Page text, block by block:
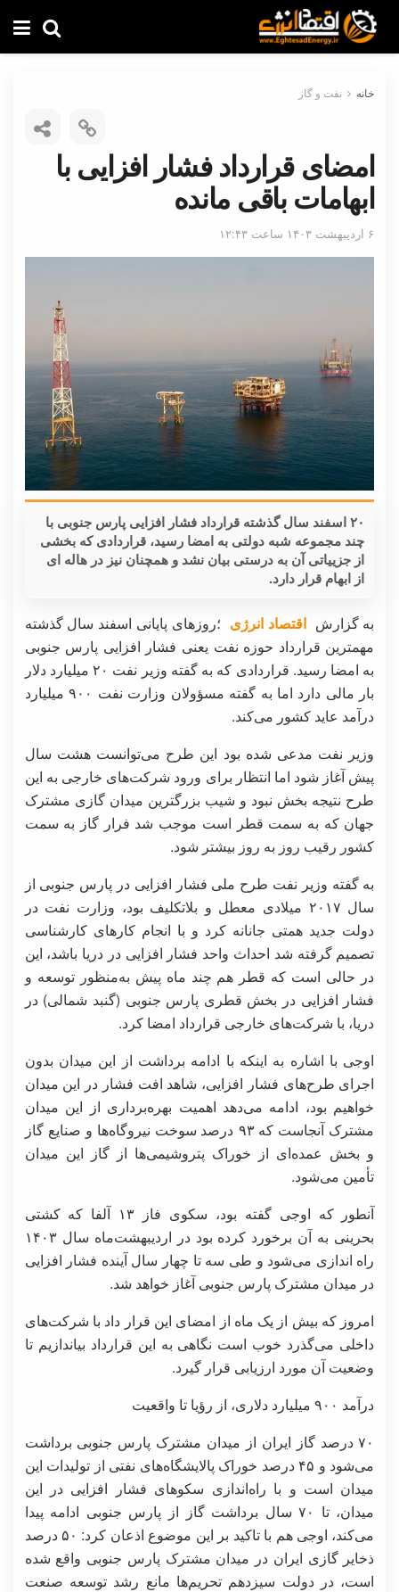
خانه نفت و گاز
امضای قرارداد فشار افزایی با
ابهامات باقی مانده
۶ اردیبهشت ۱۴۰۳ ساعت ۱۲:۴۳
۲۰ اسفند سال گذشته قرارداد فشار افزایی پارس جنوبی با
چند مجموعه شبه دولتی به امضا رسید، قراردادی که بخشی
از جزییاتی آن به درستی بیان نشد و همچنان نیز در هاله ای
از ابهام قرار دارد.
به گزارشاقتصاد انرژی ؛روزهای پایانی اسفند سال گذشته
مهمترین قرارداد حوزه نفت یعنی فشار افزایی پارس جنوبی
به امضا رسید. قراردادی که به گفته وزیر نفت ۲۰ میلیارد دلار
بار مالی دارد اما به گفته مسؤولان وزارت نفت ۹۰۰ میلیارد
درآمد عاید کشور می‌کند.
وزیر نفت مدعی شده بود این طرح می‌توانست هشت سال
پیش آغاز شود اما انتظار برای ورود شرکت‌های خارجی به این
طرح نتیجه بخش نبود و شیب بزرگترین میدان گازی مشترک
جهان که به سمت قطر است موجب شد فرار گاز به سمت
کشور رقیب روز به روز بیشتر شود.
به گفته وزیر نفت طرح ملی فشار افزایی در پارس جنوبی از
سال ۲۰۱۷ میلادی معطل و بلاتکلیف بود، وزارت نفت در
دولت جدید همتی جانانه کرد و با انجام کارهای کارشناسی
تصمیم گرفته شد احداث واحد فشار افزایی در دریا باشد، این
در حالی است که قطر هم چند ماه پیش به‌منظور توسعه و
فشار افزایی در بخش قطری پارس جنوبی (گنبد شمالی) در
دریا، با شرکت‌های خارجی قرارداد امضا کرد.
اوجی با اشاره به اینکه با ادامه برداشت از این میدان بدون
اجرای طرح‌های فشار افزایی، شاهد افت فشار در این میدان
خواهیم بود، ادامه می‌دهد اهمیت بهره‌برداری از این میدان
مشترک آنجاست که ۹۳ درصد سوخت نیروگاه‌ها و صنایع گاز
و بخش عمده‌ای از خوراک پتروشیمی‌ها از گاز این میدان
تأمین می‌شود.
آنطور که اوجی گفته بود، سکوی فاز ۱۳ آلفا که کشتی
بحرینی به آن برخورد کرده بود در اردیبهشت‌ماه سال ۱۴۰۳
راه اندازی می‌شود و طی سه تا چهار سال آینده فشار افزایی
در میدان مشترک پارس جنوبی آغاز خواهد شد.
امروز که بیش از یک ماه از امضای این قرار داد با شرکت‌های
داخلی می‌گذرد خوب است نگاهی به این قرارداد بیاندازیم تا
وضعیت آن مورد ارزیابی قرار گیرد.
درآمد ۹۰۰ میلیارد دلاری، از رؤیا تا واقعیت
۷۰ درصد گاز ایران از میدان مشترک پارس جنوبی برداشت
می‌شود و ۴۵ درصد خوراک پالایشگاه‌های نفتی از تولیدات این
میدان است و با راه‌اندازی سکوهای فشار افزایی در این
میدان، تا ۷۰ سال برداشت گاز از پارس جنوبی ادامه پیدا
می‌کند، اوجی هم با تاکید بر این موضوع اذعان کرد: ۵۰ درصد
ذخایر گازی ایران در میدان مشترک پارس جنوبی واقع شده
است، در دولت سیزدهم تحریم‌ها مانع رشد توسعه صنعت